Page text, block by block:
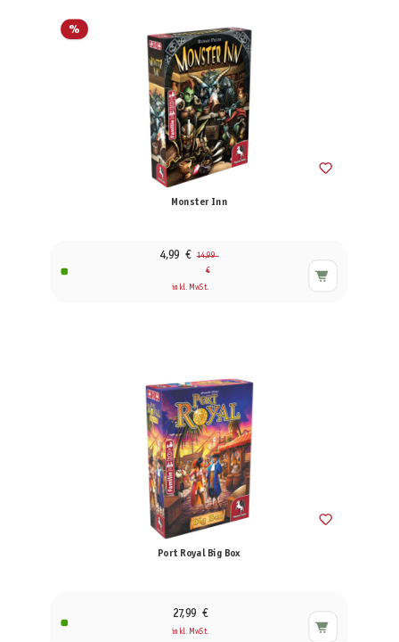
%
Monster Inn
4,99 € 14,99
€
inkl. MwSt.
Port Royal Big Box
27,99 €
inkl. MwSt.